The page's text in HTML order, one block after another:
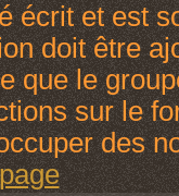
écrit et est
doit être
que le
sur le
des